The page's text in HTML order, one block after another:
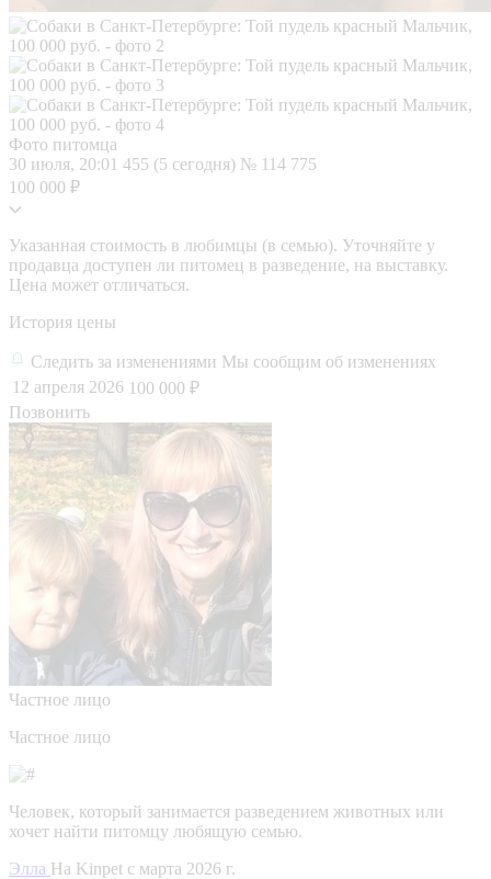
Фото питомца
30 июля, 20:01 455 (5 сегодня) № 114 775
100 000 ₽
Указанная стоимость в любимцы (в семью). Уточняйте у
продавца доступен ли питомец в разведение, на выставку.
Цена может отличаться.
История цены
Следить за изменениями Мы сообщим об изменениях
12 апреля 2026 100 000 ₽
Позвонить
Частное лицо
Частное лицо
Человек, который занимается разведением животных или
хочет найти питомцу любящую семью.
Элла На Kinpet c марта 2026 г.